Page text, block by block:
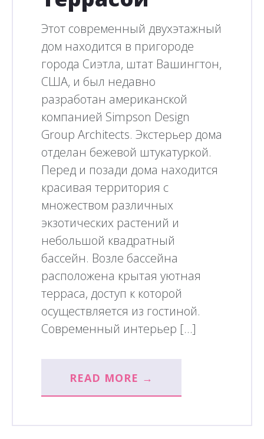
Этот современный двухэтажный
дом находится в пригороде
города Сиэтла, штат Вашингтон,
США, и был недавно
разработан американской
компанией Simpson Design
Group Architects. Экстерьер дома
отделан бежевой штукатуркой.
Перед и позади дома находится
красивая территория с
множеством различных
экзотических растений и
небольшой квадратный
бассейн. Возле бассейна
расположена крытая уютная
терраса, доступ к которой
осуществляется из гостиной.
Современный интерьер […]
READ MORE →